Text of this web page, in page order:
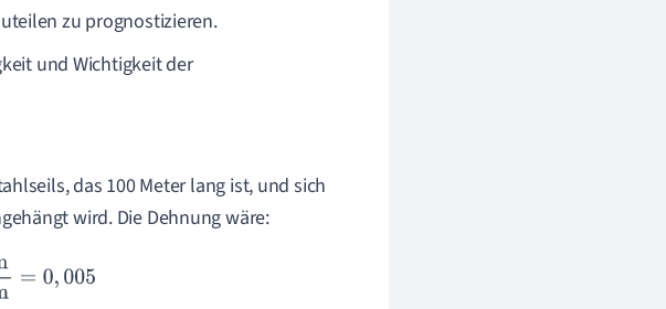
zu prognostizieren.
und Wichtigkeit der
das 100 Meter lang ist, und sich
wird. Die Dehnung wäre:
m= 0, 005